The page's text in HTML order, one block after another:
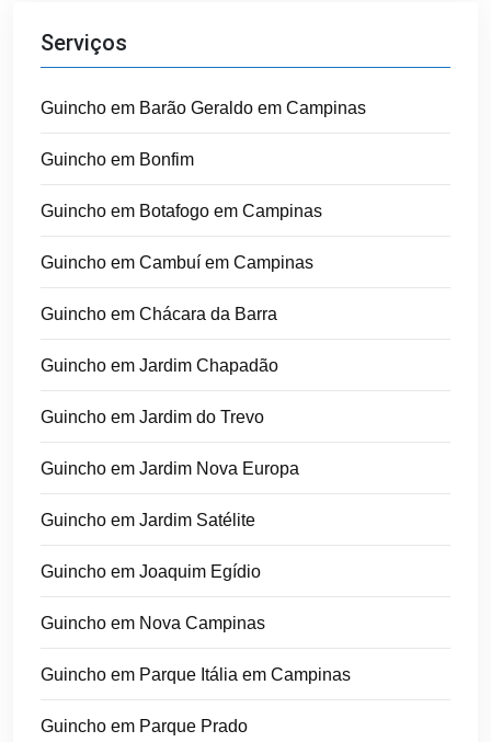
Serviços
Guincho em Barão Geraldo em Campinas
Guincho em Bonfim
Guincho em Botafogo em Campinas
Guincho em Cambuí em Campinas
Guincho em Chácara da Barra
Guincho em Jardim Chapadão
Guincho em Jardim do Trevo
Guincho em Jardim Nova Europa
Guincho em Jardim Satélite
Guincho em Joaquim Egídio
Guincho em Nova Campinas
Guincho em Parque Itália em Campinas
Guincho em Parque Prado